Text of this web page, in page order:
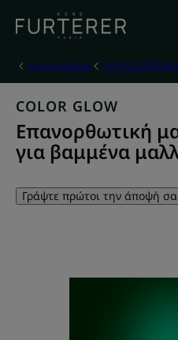
Αρχική σελίδα ΟΛΑ ΤΑ
COLOR GLOW
Eπανορθωτική
για βαμμένα
Γράψτε πρώτοι την άποψή